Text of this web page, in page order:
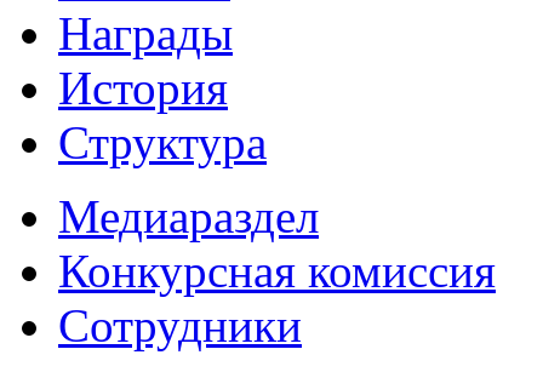
Награды
История
Структура
Медиараздел
Конкурсная комиссия
Сотрудники